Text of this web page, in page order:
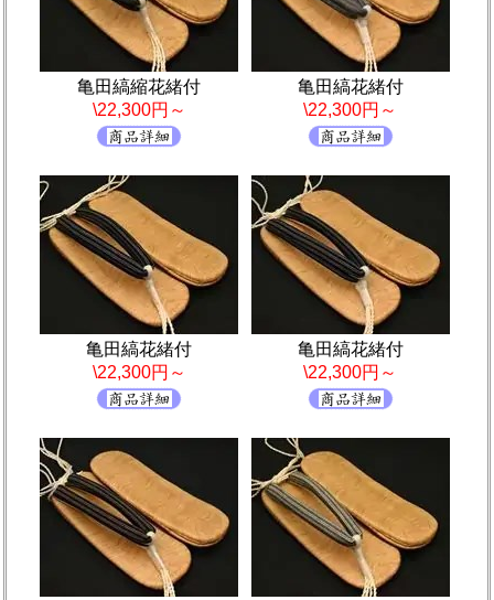
亀田縞縮花緒付
\22,300円～
亀田縞花緒付
\22,300円～
亀田縞花緒付
\22,300円～
亀田縞花緒付
\22,300円～